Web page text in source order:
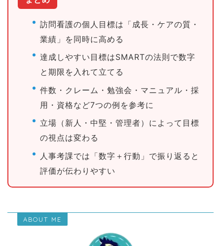
訪問看護の個人目標は「成長・ケアの質・
業績」を同時に高める
達成しやすい目標はSMARTの法則で数字
と期限を入れて立てる
件数・クレーム・勉強会・マニュアル・採
用・資格など7つの例を参考に
立場（新人・中堅・管理者）によって目標
の視点は変わる
人事考課では「数字＋行動」で振り返ると
評価が伝わりやすい
ABOUT ME